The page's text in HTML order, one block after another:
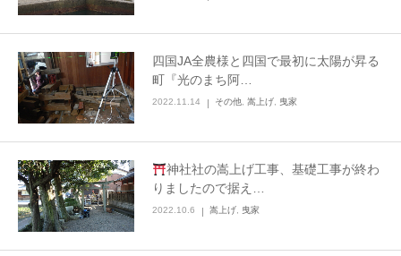
四国JA全農様と四国で最初に太陽が昇る
町『光のまち阿…
2022.11.14 その他, 嵩上げ, 曳家
神社社の嵩上げ工事、基礎工事が終わ
りましたので据え…
2022.10.6 嵩上げ, 曳家